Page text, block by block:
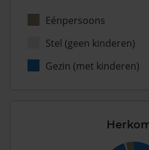
Eénpersoons
Stel (geen kinderen)
Gezin (met kinderen)